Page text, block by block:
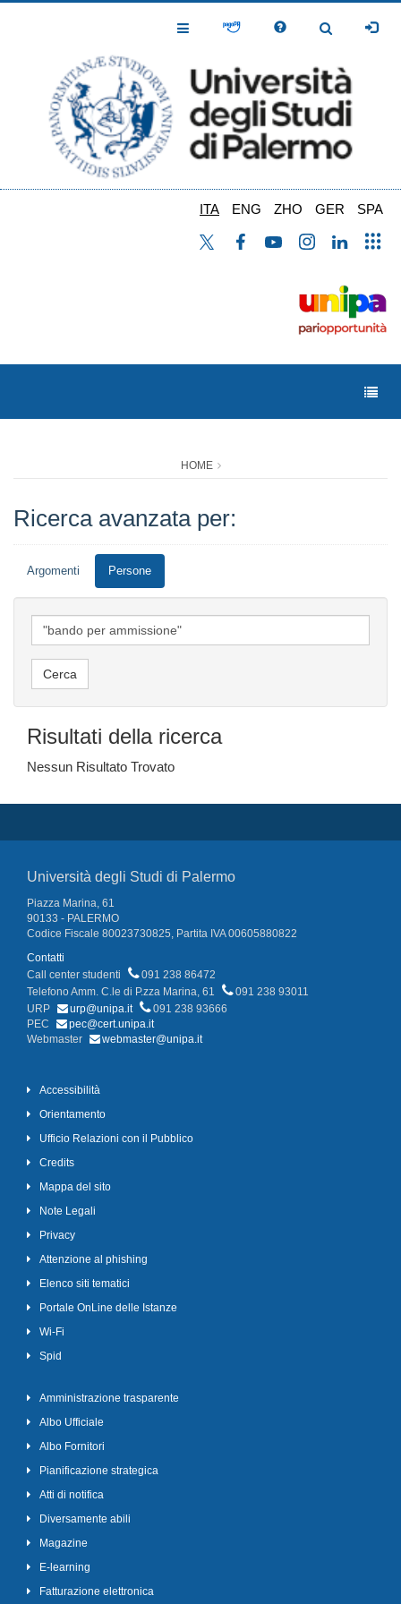
Toggle
Toggle
ITA ENG ZHO GER SPA
HOME
Ricerca avanzata per:
Argomenti Persone
Risultati della ricerca
Nessun Risultato Trovato
Università degli Studi di Palermo
Piazza Marina, 61
90133 - PALERMO
Codice Fiscale 80023730825, Partita IVA 00605880822
Contatti
Call center studenti
091 238 86472
Telefono Amm. C.le di P.zza Marina, 61
091 238 93011
URP
urp@unipa.it
091 238 93666
PEC
pec@cert.unipa.it
Webmaster
webmaster@unipa.it
Accessibilità
Orientamento
Ufficio Relazioni con il Pubblico
Credits
Mappa del sito
Note Legali
Privacy
Attenzione al phishing
Elenco siti tematici
Portale OnLine delle Istanze
Wi-Fi
Spid
Amministrazione trasparente
Albo Ufficiale
Albo Fornitori
Pianificazione strategica
Atti di notifica
Diversamente abili
Magazine
E-learning
Fatturazione elettronica